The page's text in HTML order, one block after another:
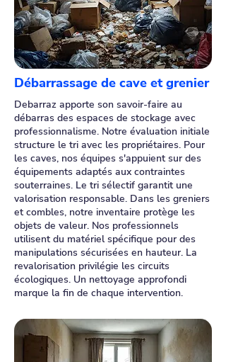
Débarrassage de cave et grenier
Debarraz apporte son savoir-faire au
débarras des espaces de stockage avec
professionnalisme. Notre évaluation initiale
structure le tri avec les propriétaires. Pour
les caves, nos équipes s'appuient sur des
équipements adaptés aux contraintes
souterraines. Le tri sélectif garantit une
valorisation responsable. Dans les greniers
et combles, notre inventaire protège les
objets de valeur. Nos professionnels
utilisent du matériel spécifique pour des
manipulations sécurisées en hauteur. La
revalorisation privilégie les circuits
écologiques. Un nettoyage approfondi
marque la fin de chaque intervention.